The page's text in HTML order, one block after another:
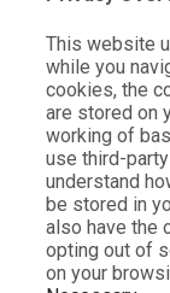
This website
while you
cookies, the
are stored on
working of
use third-
understand
be stored in
also have the
opting out of
on your